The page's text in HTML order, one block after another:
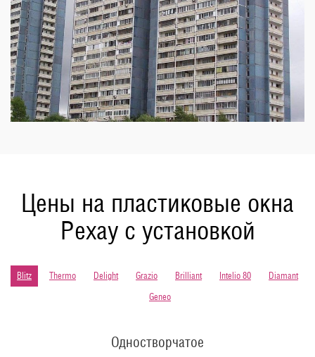
Цены на пластиковые окна
Рехау с установкой
Blitz Thermo Delight Grazio Brilliant Intelio 80
Diamant
Geneo
Одностворчатое